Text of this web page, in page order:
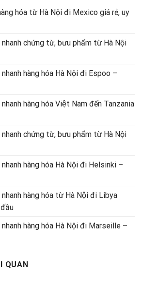
hóa từ Hà Nội đi Mexico giá rẻ, uy
nhanh chứng từ, bưu phẩm từ Hà Nội
hàng hóa Hà Nội đi Espoo –
hàng hóa Việt Nam đến Tanzania
nhanh chứng từ, bưu phẩm từ Hà Nội
hàng hóa Hà Nội đi Helsinki –
hàng hóa từ Hà Nội đi Libya
hàng hóa Hà Nội đi Marseille –
QUAN